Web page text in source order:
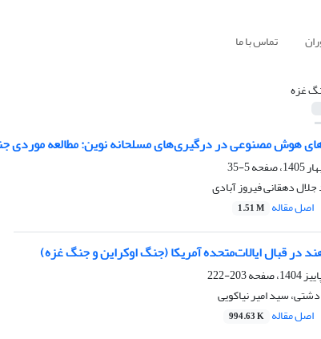
تماس با ما
غزه
هوش مصنوعی در درگیری‌های مسلحانه نوین: مطالعه موردی
5-35
دهقانی فیروز آبادی
اصل مقاله 1.51 M
در قبال ایالات‌متحده آمریکا (جنگ اوکراین و جنگ غزه)
203-222
سید امیر نیاکویی
اصل مقاله 994.63 K